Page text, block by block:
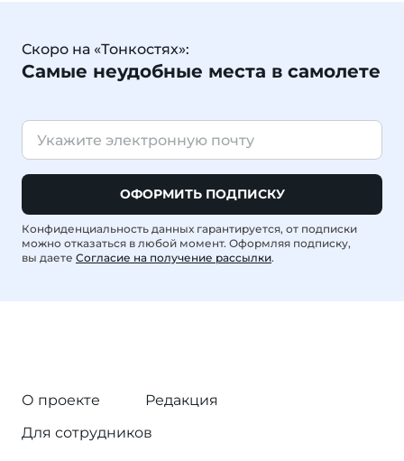
Скоро на «Тонкостях»:
Самые неудобные места в самолете
ОФОРМИТЬ ПОДПИСКУ
Конфиденциальность данных гарантируется, от подписки
можно отказаться в любой момент. Оформляя подписку,
вы даете Согласие на получение рассылки.
О проекте
Редакция
Для сотрудников